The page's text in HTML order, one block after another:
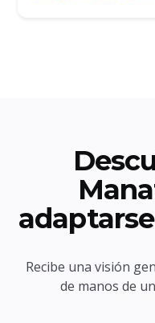
Recibe una visión
de manos de